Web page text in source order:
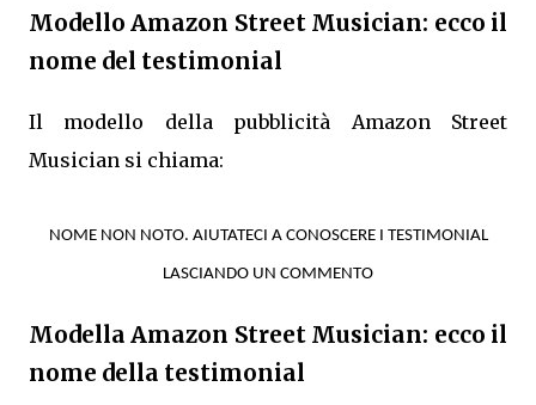
Modello Amazon Street Musician: ecco il
nome del testimonial
Il modello della pubblicità Amazon Street
Musician si chiama:
NOME NON NOTO. AIUTATECI A CONOSCERE I TESTIMONIAL
LASCIANDO UN COMMENTO
Modella Amazon Street Musician: ecco il
nome della testimonial